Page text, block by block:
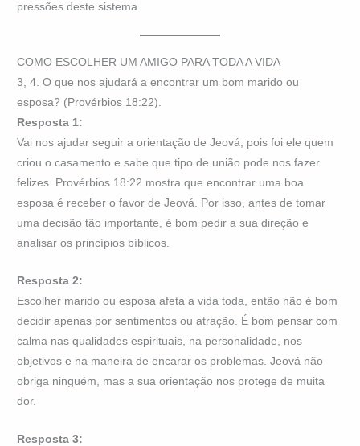
pressões deste sistema.
COMO ESCOLHER UM AMIGO PARA TODA A VIDA
3, 4. O que nos ajudará a encontrar um bom marido ou
esposa? (Provérbios 18:22).
Resposta 1:
Vai nos ajudar seguir a orientação de Jeová, pois foi ele quem
criou o casamento e sabe que tipo de união pode nos fazer
felizes. Provérbios 18:22 mostra que encontrar uma boa
esposa é receber o favor de Jeová. Por isso, antes de tomar
uma decisão tão importante, é bom pedir a sua direção e
analisar os princípios bíblicos.
Resposta 2:
Escolher marido ou esposa afeta a vida toda, então não é bom
decidir apenas por sentimentos ou atração. É bom pensar com
calma nas qualidades espirituais, na personalidade, nos
objetivos e na maneira de encarar os problemas. Jeová não
obriga ninguém, mas a sua orientação nos protege de muita
dor.
Resposta 3: